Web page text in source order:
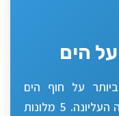
הים
על חוף הים
באתונה – מהבוטיק הקטן ועד הליגה העליונה. 5 מלונות